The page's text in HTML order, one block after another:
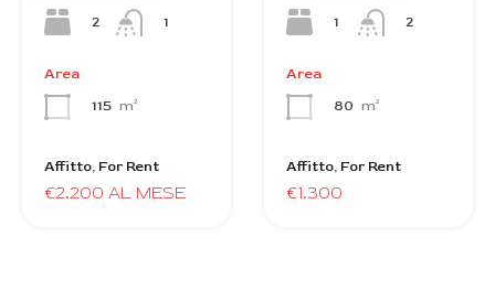
2
1
Area
115 m²
Affitto, For Rent
€2.200 AL MESE
1
2
Area
80 m²
Affitto, For Rent
€1.300